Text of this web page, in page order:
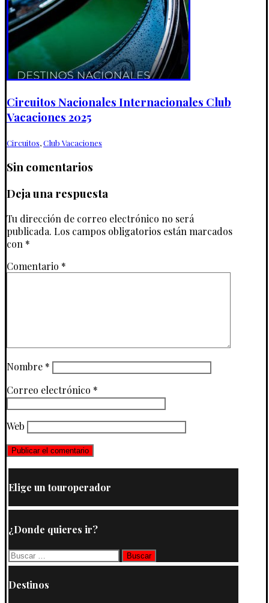
Circuitos Nacionales Internacionales Club
Vacaciones 2025
Circuitos,Club Vacaciones
Sin comentarios
Deja una respuesta
Tu dirección de correo electrónico no será
publicada. Los campos obligatorios están marcados
con *
Comentario *
Nombre *
Correo electrónico *
Web
Elige un touroperador
¿Donde quieres ir?
Buscar:
Destinos